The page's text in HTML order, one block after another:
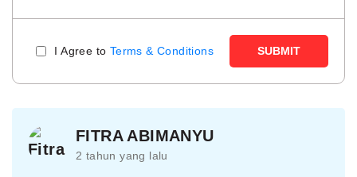
I Agree to Terms & Conditions SUBMIT
FITRA ABIMANYU
2 tahun yang lalu